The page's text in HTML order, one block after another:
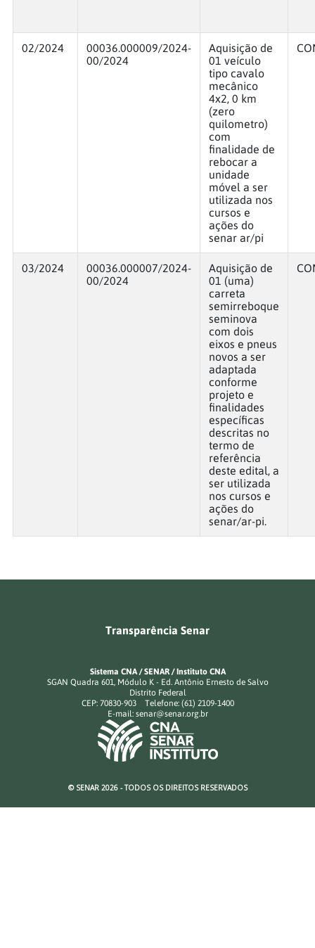
02/2024
00036.000009/2024-
00/2024
Aquisição de
01 veículo
tipo cavalo
mecânico
4x2, 0 km
(zero
quilometro)
com
finalidade de
rebocar a
unidade
móvel a ser
utilizada nos
cursos e
ações do
senar ar/pi
03/2024
00036.000007/2024-
00/2024
Aquisição de
01 (uma)
carreta
semirreboque
seminova
com dois
eixos e pneus
novos a ser
adaptada
conforme
projeto e
finalidades
específicas
descritas no
termo de
referência
deste edital, a
ser utilizada
nos cursos e
ações do
senar/ar-pi.
Transparência Senar
Sistema CNA / SENAR / Instituto CNA
SGAN Quadra 601, Módulo K - Ed. Antônio Ernesto de Salvo
Distrito Federal
CEP: 70830-903 Telefone: (61) 2109-1400
E-mail: senar@senar.org.br
© SENAR 2026 - TODOS OS DIREITOS RESERVADOS